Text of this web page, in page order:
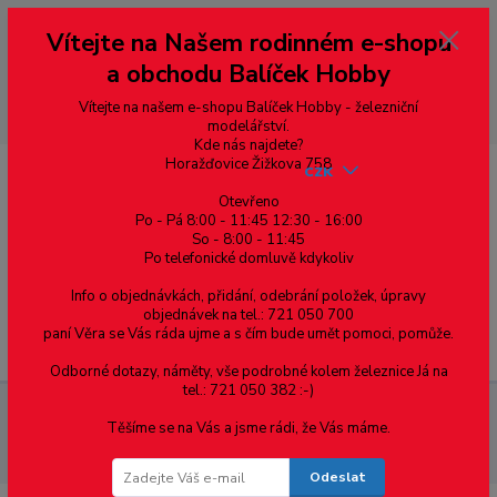
--- pro zákazníky ze Slovenska a jiných zemí, pokud chcete platit v eurech
přepněte si e-shop na euro 💶 pro přepočet měny - pravý horní roh ---
dobírky – pokud si z nějakého důvodu zásilku nevyzvednete, bude po
domluvě zaslána znovu s opětovnou platbou za poštovné, v opačném
případě bude zrušena a účet přidán na blacklist a rušeny následující
objednávky.
Menu
CZK
Univerzální vrut, půlkulatá hlava, celý závit, drážka Pozidrive, zinek bílý,
Vítejte na Našem rodinném e-shopu
a obchodu Balíček Hobby
Vítejte na našem e-shopu Balíček Hobby - železniční
modelářství.
Kde nás najdete?
Horažďovice Žižkova 758
Otevřeno
Po - Pá 8:00 - 11:45 12:30 - 16:00
So - 8:00 - 11:45
Po telefonické domluvě kdykoliv
Info o objednávkách, přidání, odebrání položek, úpravy
objednávek na tel.: 721 050 700
paní Věra se Vás ráda ujme a s čím bude umět pomoci, pomůže.
Odborné dotazy, náměty, vše podrobné kolem železnice Já na
tel.: 721 050 382 :-)
Těšíme se na Vás a jsme rádi, že Vás máme.
Odeslat